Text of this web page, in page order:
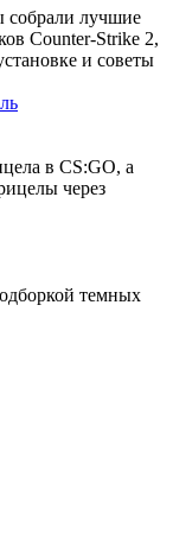
лучшие
Counter-Strike 2,
и советы
в CS:GO, а
через
темных